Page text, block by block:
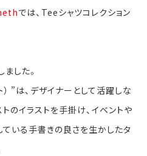
では、Teeシャツコレクション
した。
） ”は、デザイナーとして活躍しな
のイラストを手掛け、イベントや
いる手書きの良さを生かしたタ